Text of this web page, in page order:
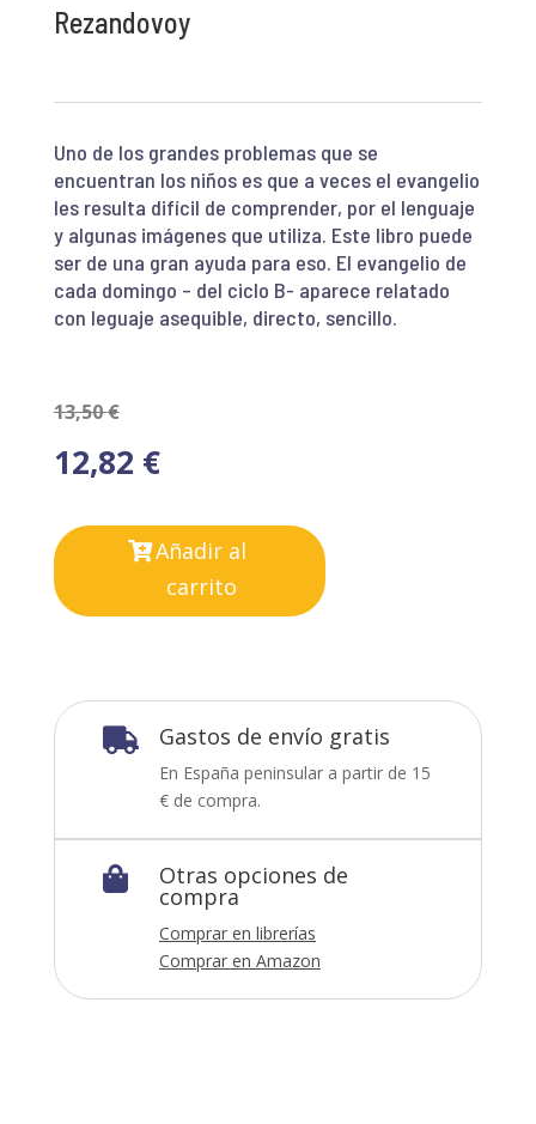
Rezandovoy
Uno de los grandes problemas que se
encuentran los niños es que a veces el evangelio
les resulta difícil de comprender, por el lenguaje
y algunas imágenes que utiliza. Este libro puede
ser de una gran ayuda para eso. El evangelio de
cada domingo – del ciclo B- aparece relatado
con leguaje asequible, directo, sencillo.
13,50€
12,82 €
Añadir al
carrito
 Gastos de envío gratis
En España peninsular a partir de 15
€ de compra.
 Otras opciones de
compra
Comprar en librerías
Comprar en Amazon